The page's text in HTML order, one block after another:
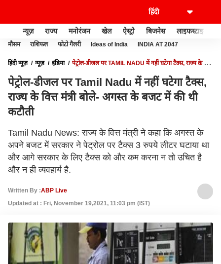
न्यूज़ राज्य मनोरंजन खेल ऐस्ट्रो बिजनेस लाइफस्टाइल
मौसम राशिफल फोटो गैलरी Ideas of India INDIA AT 2047
हिंदी न्यूज़ न्यूज़ इंडिया
पेट्रोल-डीजल पर TAMIL NADU में नहीं घटेगा टैक्स, राज्य के वित्त
पेट्रोल-डीजल पर Tamil Nadu में नहीं घटेगा टैक्स,
राज्य के वित्त मंत्री बोले- अगस्त के बजट में की थी
कटौती
Tamil Nadu News: राज्य के वित्त मंत्री ने कहा कि अगस्त के
अपने बजट में सरकार ने पेट्रोल पर टैक्स 3 रुपये लीटर घटाया था
और आगे सरकार के लिए टैक्स को और कम करना न तो उचित है
और न ही व्यवहार्य है.
Written By :ABP Live
Updated at : Fri, November 19,2021, 11:03 pm (IST)